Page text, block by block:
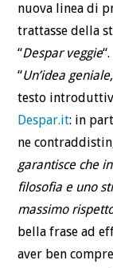
nuova linea di
trattasse della
“Despar veggie“.
“Un’idea
testo
Despar.it: in
ne
garantisce che
filosofia e uno
massimo
bella frase ad
aver ben